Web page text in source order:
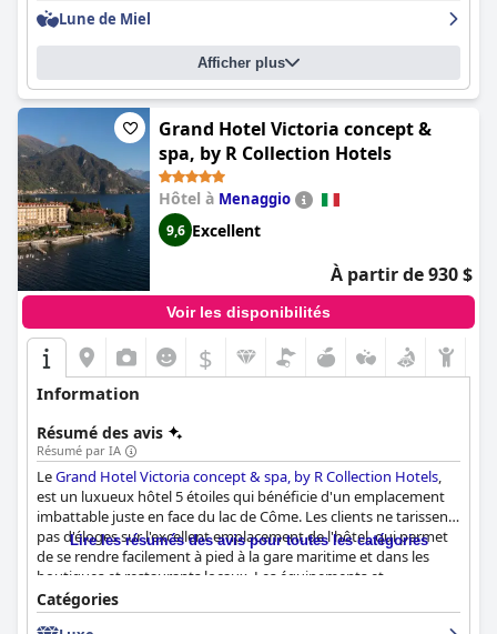
Lune de Miel
Afficher plus
Grand Hotel Victoria concept &
spa, by R Collection Hotels
Hôtel à Menaggio
9,6 Excellent
À partir de 930 $
Voir les disponibilités
$
Information
Résumé des avis
Résumé par IA
LeGrand Hotel Victoria concept & spa, by R Collection Hotels,
est un luxueux hôtel 5 étoiles qui bénéficie d'un emplacement
imbattable juste en face du lac de Côme. Les clients ne tarissent
pas d'éloges sur l'excellent emplacement de l'hôtel, qui permet
de se rendre facilement à pied à la gare maritime et dans les
boutiques et restaurants locaux. Les équipements et
l'emplacement de l'hôtel en font un excellent choix pour un
séjour tranquille et pratique au lac de Côme. Le petit déjeuner
Lire les résumés des avis pour toutes les catégories
Catégories